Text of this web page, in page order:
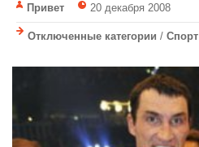
Привет 20 декабря 2008
Отключенные категории / Спорт